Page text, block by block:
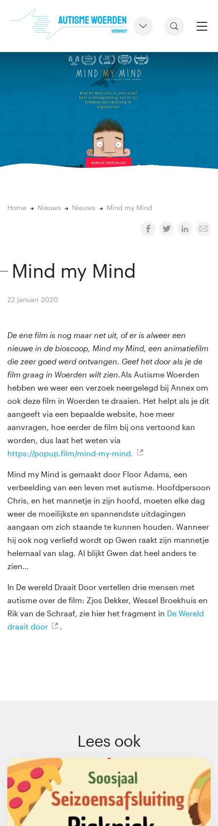
Home Nieuws Nieuws Mind my Mind
Mind my Mind
22 januari 2020
De ene film is nog maar net uit, of er is alweer een
nieuwe in de bioscoop, Mind my Mind, een animatiefilm
die zeer goed werd ontvangen. Geef het door als je de
film graag in Woerden wilt zien.Als Autisme Woerden
hebben we weer een verzoek neergelegd bij Annex om
ook deze film in Woerden te draaien. Het helpt als je dit
aangeeft via een bepaalde website, hoe meer
aanvragen, hoe eerder de film bij ons vertoond kan
worden, dus laat het weten via
https://popup.film/mind-my-mind.
Mind my Mind is gemaakt door Floor Adams, een
verbeelding van een leven met autisme. Hoofdpersoon
Chris, en het mannetje in zijn hoofd, moeten elke dag
weer de moeilijkste en spannendste uitdagingen
aangaan om zich staande te kunnen houden. Wanneer
hij ook nog verliefd wordt op Gwen raakt zijn mannetje
helemaal van slag. Al blijkt Gwen dat heel anders te
zien…
In De wereld Draait Door vertellen drie mensen met
autisme over de film: Zjos Dekker, Wessel Broekhuis en
Rik van de Schraaf, zie hier het fragment in De Wereld
draait door
.
Lees ook